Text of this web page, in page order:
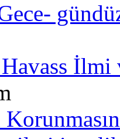
İlmi